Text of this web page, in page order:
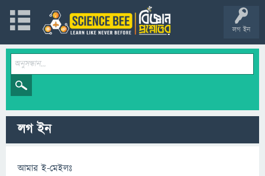
লগ ইন
লগ ইন
আমার ই-মেইলঃ